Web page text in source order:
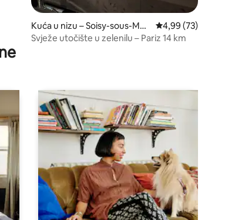
Kuća u nizu – Soisy-sous-Mon
tmorency
Prosječna ocjena:
4,99 (73)
Svježe utočište u zelenilu – Pariz 14 km